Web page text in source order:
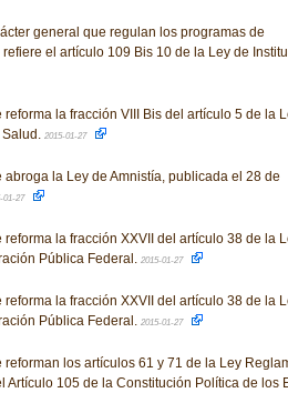
general que regulan los programas de
el artículo 109 Bis 10 de la Ley de
reforma la fracción VIII Bis del artículo 5 de la
Salud. 2015-01-27
abroga la Ley de Amnistía, publicada el 28 de
01-27
reforma la fracción XXVII del artículo 38 de la
Pública Federal. 2015-01-27
reforma la fracción XXVII del artículo 38 de la
Pública Federal. 2015-01-27
reforman los artículos 61 y 71 de la Ley
Artículo 105 de la Constitución Política de los